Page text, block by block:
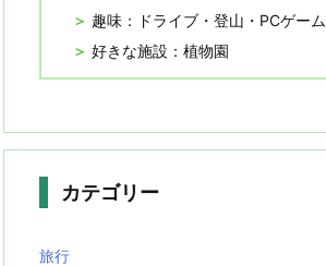
趣味：ドライブ・登山・PCゲーム
好きな施設：植物園
カテゴリー
旅行